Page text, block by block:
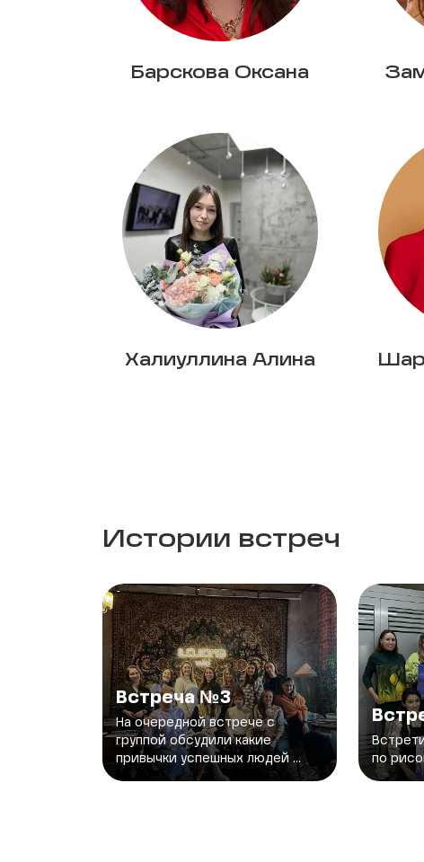
Барскова Оксана
Халиуллина Алина
Истории встреч
Встреча №3
На очередной встрече с
группой обсудили какие
привычки успешных людей ...
по